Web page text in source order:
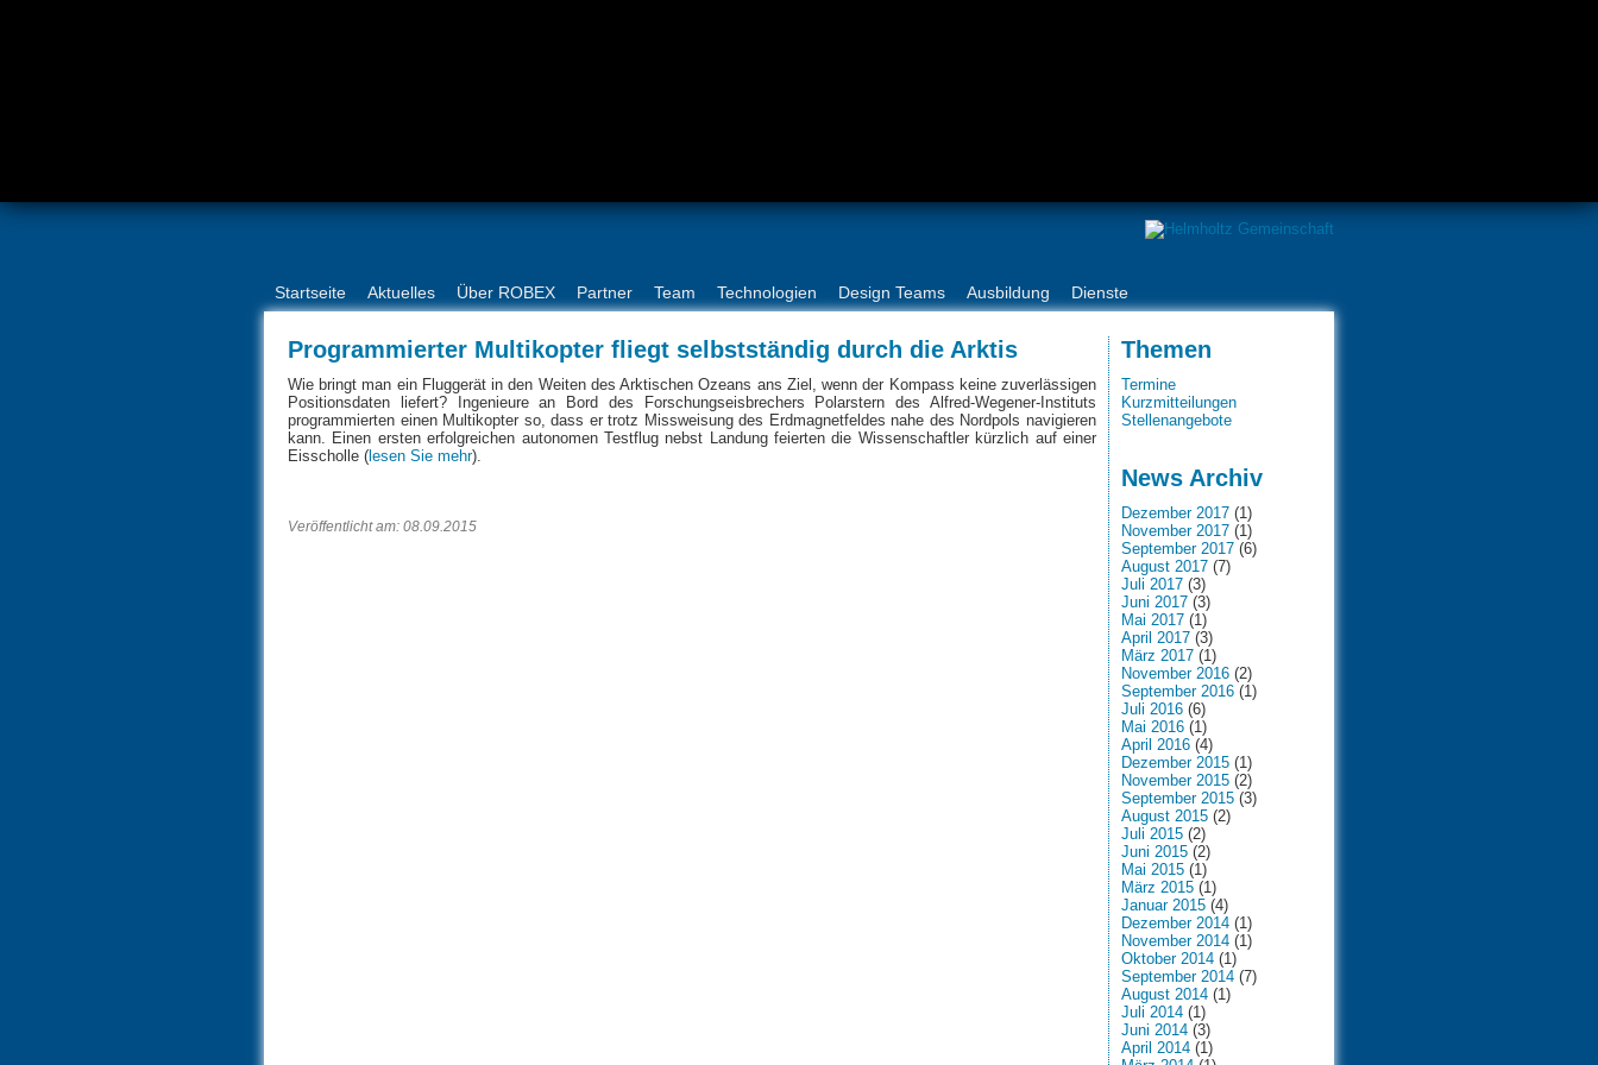
Startseite Aktuelles Über ROBEX Partner Team Technologien Design Teams Ausbildung Dienste
Programmierter Multikopter fliegt selbstständig durch die Arktis
Wie bringt man ein Fluggerät in den Weiten des Arktischen Ozeans ans Ziel, wenn der Kompass keine zuverlässigen
Positionsdaten liefert? Ingenieure an Bord des Forschungseisbrechers Polarstern des Alfred-Wegener-Instituts
programmierten einen Multikopter so, dass er trotz Missweisung des Erdmagnetfeldes nahe des Nordpols navigieren
kann. Einen ersten erfolgreichen autonomen Testflug nebst Landung feierten die Wissenschaftler kürzlich auf einer
Eisscholle ( lesen Sie mehr).
Veröffentlicht am: 08.09.2015
Themen
Termine
Kurzmitteilungen
Stellenangebote
News Archiv
Dezember 2017 (1)
November 2017 (1)
September 2017 (6)
August 2017 (7)
Juli 2017 (3)
Juni 2017 (3)
Mai 2017 (1)
April 2017 (3)
März 2017 (1)
November 2016 (2)
September 2016 (1)
Juli 2016 (6)
Mai 2016 (1)
April 2016 (4)
Dezember 2015 (1)
November 2015 (2)
September 2015 (3)
August 2015 (2)
Juli 2015 (2)
Juni 2015 (2)
Mai 2015 (1)
März 2015 (1)
Januar 2015 (4)
Dezember 2014 (1)
November 2014 (1)
Oktober 2014 (1)
September 2014 (7)
August 2014 (1)
Juli 2014 (1)
Juni 2014 (3)
April 2014 (1)